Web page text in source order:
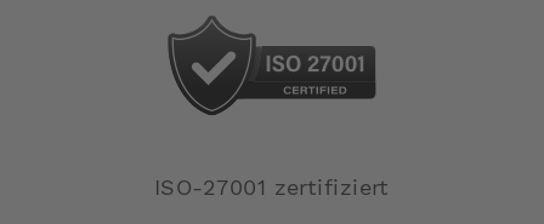
ISO-27001 zertifiziert